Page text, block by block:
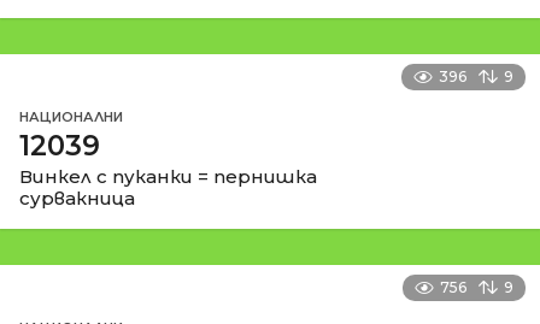
396 9
НАЦИОНАЛНИ
12039
Винкел с пуканки = пернишка
сурвакница
756 9